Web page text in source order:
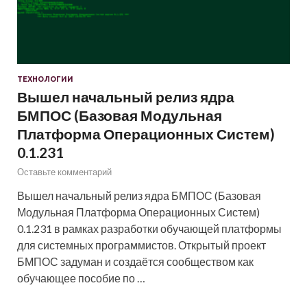
ТЕХНОЛОГИИ
Вышел начальный релиз ядра
БМПОС (Базовая Модульная
Платформа Операционных Систем)
0.1.231
Оставьте комментарий
Вышел начальный релиз ядра БМПОС (Базовая
Модульная Платформа Операционных Систем)
0.1.231 в рамках разработки обучающей платформы
для системных программистов. Открытый проект
БМПОС задуман и создаётся сообществом как
обучающее пособие по …